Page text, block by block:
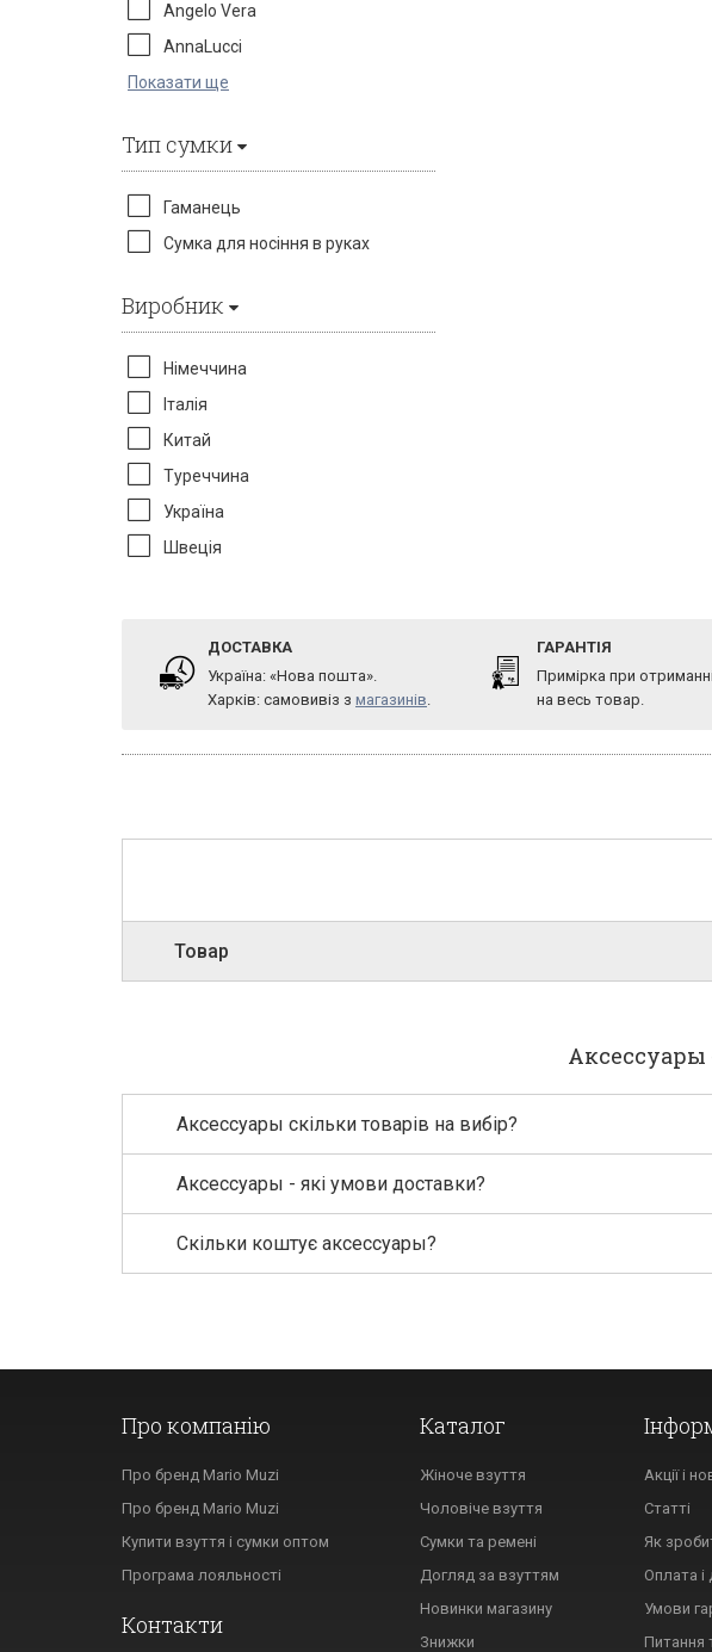
Angelo Vera
AnnaLucci
Показати ще
Тип сумки
Гаманець
Сумка для носіння в руках
Виробник
Німеччина
Італія
Китай
Туреччина
Україна
Швеція
ДОСТАВКА
Україна: «Нова пошта».
Харків: самовивіз з магазинів.
ГАРАНТІЯ
Примірка при
на весь товар.
Товар
Аксессуары
Аксессуары скільки товарів на вибір?
Аксессуары - які умови доставки?
Скільки коштує аксессуары?
Про компанію
Про бренд Mario Muzi
Про бренд Mario Muzi
Купити взуття і сумки оптом
Програма лояльності
Контакти
Каталог
Жіноче взуття
Чоловіче взуття
Сумки та ремені
Догляд за взуттям
Новинки магазину
Знижки
Акції і
Статті
Як
Оплата і
Умови
Питання